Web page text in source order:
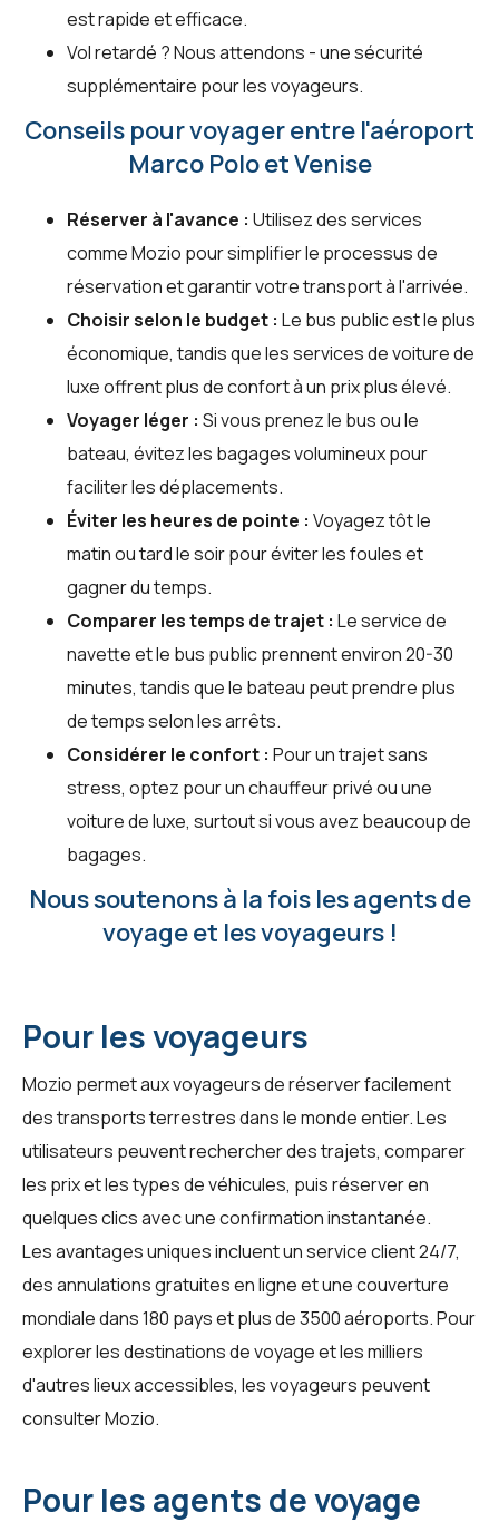
est rapide et efficace.
Vol retardé ? Nous attendons - une sécurité
supplémentaire pour les voyageurs.
Conseils pour voyager entre l'aéroport
Marco Polo et Venise
Réserver à l'avance : Utilisez des services
comme Mozio pour simplifier le processus de
réservation et garantir votre transport à l'arrivée.
Choisir selon le budget : Le bus public est le plus
économique, tandis que les services de voiture de
luxe offrent plus de confort à un prix plus élevé.
Voyager léger : Si vous prenez le bus ou le
bateau, évitez les bagages volumineux pour
faciliter les déplacements.
Éviter les heures de pointe : Voyagez tôt le
matin ou tard le soir pour éviter les foules et
gagner du temps.
Comparer les temps de trajet : Le service de
navette et le bus public prennent environ 20-30
minutes, tandis que le bateau peut prendre plus
de temps selon les arrêts.
Considérer le confort : Pour un trajet sans
stress, optez pour un chauffeur privé ou une
voiture de luxe, surtout si vous avez beaucoup de
bagages.
Nous soutenons à la fois les agents de
voyage et les voyageurs !
Pour les voyageurs
Mozio permet aux voyageurs de réserver facilement
des transports terrestres dans le monde entier. Les
utilisateurs peuvent rechercher des trajets, comparer
les prix et les types de véhicules, puis réserver en
quelques clics avec une confirmation instantanée.
Les avantages uniques incluent un service client 24/7,
des annulations gratuites en ligne et une couverture
mondiale dans 180 pays et plus de 3500 aéroports. Pour
explorer les destinations de voyage et les milliers
d'autres lieux accessibles, les voyageurs peuvent
consulterMozio.
Pour les agents de voyage